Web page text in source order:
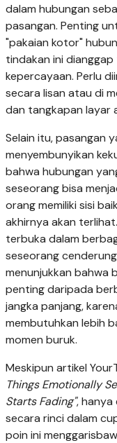
dalam hubungan
pasangan. Penting
"pakaian kotor"
tindakan ini
kepercayaan. Perlu
secara lisan atau di
dan tangkapan layar
Selain itu, pasangan
menyembunyikan
bahwa hubungan
seseorang bisa
orang memiliki sisi
akhirnya akan
terbuka dalam
seseorang
menunjukkan bahwa
penting daripada
jangka panjang,
membutuhkan lebih
momen buruk.
Meskipun artikel
Things Emotionally
Starts Fading", hanya
secara rinci dalam
poin ini